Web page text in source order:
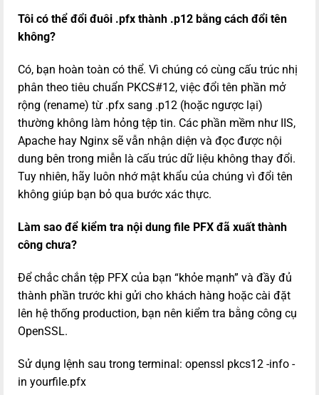
Tôi có thể đổi đuôi .pfx thành .p12 bằng cách đổi tên
không?
Có, bạn hoàn toàn có thể. Vì chúng có cùng cấu trúc nhị
phân theo tiêu chuẩn PKCS#12, việc đổi tên phần mở
rộng (rename) từ .pfx sang .p12 (hoặc ngược lại)
thường không làm hỏng tệp tin. Các phần mềm như IIS,
Apache hay Nginx sẽ vẫn nhận diện và đọc được nội
dung bên trong miễn là cấu trúc dữ liệu không thay đổi.
Tuy nhiên, hãy luôn nhớ mật khẩu của chúng vì đổi tên
không giúp bạn bỏ qua bước xác thực.
Làm sao để kiểm tra nội dung file PFX đã xuất thành
công chưa?
Để chắc chắn tệp PFX của bạn “khỏe mạnh” và đầy đủ
thành phần trước khi gửi cho khách hàng hoặc cài đặt
lên hệ thống production, bạn nên kiểm tra bằng công cụ
OpenSSL.
Sử dụng lệnh sau trong terminal: openssl pkcs12 -info -
in yourfile.pfx